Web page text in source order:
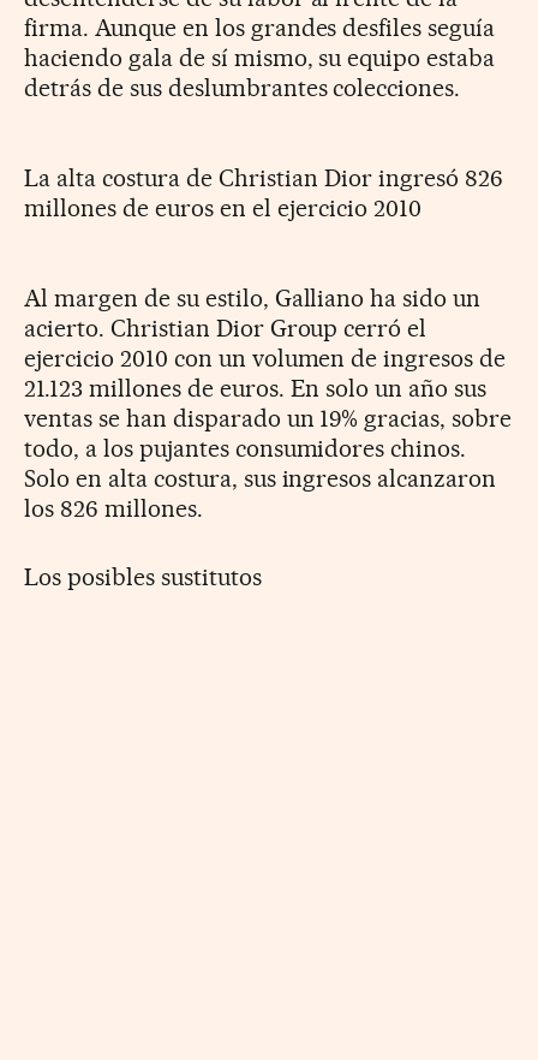
firma. Aunque en los grandes desfiles seguía
haciendo gala de sí mismo, su equipo estaba
detrás de sus deslumbrantes colecciones.
La alta costura de Christian Dior ingresó 826
millones de euros en el ejercicio 2010
Al margen de su estilo, Galliano ha sido un
acierto. Christian Dior Group cerró el
ejercicio 2010 con un volumen de ingresos de
21.123 millones de euros. En solo un año sus
ventas se han disparado un 19% gracias, sobre
todo, a los pujantes consumidores chinos.
Solo en alta costura, sus ingresos alcanzaron
los 826 millones.
Los posibles sustitutos